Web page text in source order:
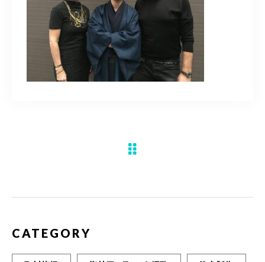
CATEGORY
CONTACT
お問い合わせ